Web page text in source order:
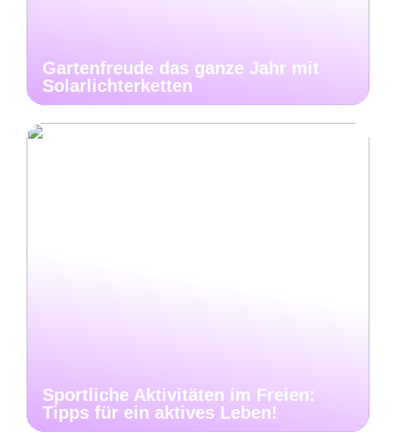
Gartenfreude das ganze Jahr mit
Solarlichterketten
Sportliche Aktivitäten im Freien:
Tipps für ein aktives Leben!